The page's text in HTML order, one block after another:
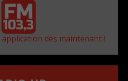
dès maintenant !